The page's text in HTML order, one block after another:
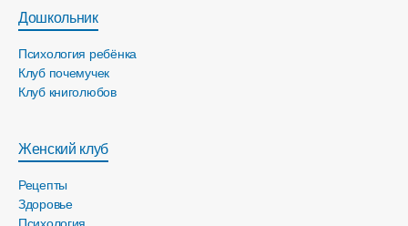
Дошкольник
Психология ребёнка
Клуб почемучек
Клуб книголюбов
Женский клуб
Рецепты
Здоровье